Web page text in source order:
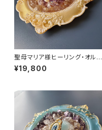
聖母マリア様ヒーリング・オルゴ
ナイト～ディヴァインゴールドの
祈り～
¥19,800